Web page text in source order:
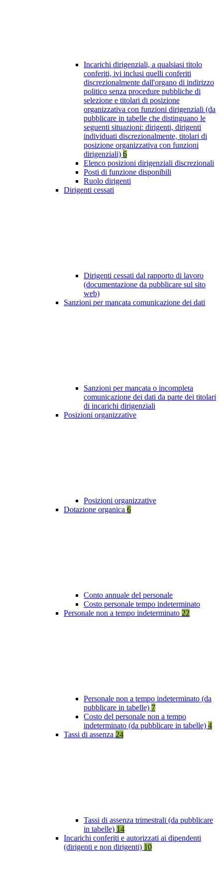
Incarichi dirigenziali, a qualsiasi titolo
conferiti, ivi inclusi quelli conferiti
discrezionalmente dall'organo di indirizzo
politico senza procedure pubbliche di
selezione e titolari di posizione
organizzativa con funzioni dirigenziali (da
pubblicare in tabelle che distinguano le
seguenti situazioni: dirigenti, dirigenti
individuati discrezionalmente, titolari di
posizione organizzativa con funzioni
dirigenziali) 6
Elenco posizioni dirigenziali discrezionali
Posti di funzione disponibili
Ruolo dirigenti
Dirigenti cessati
Dirigenti cessati dal rapporto di lavoro
(documentazione da pubblicare sul sito
web)
Sanzioni per mancata comunicazione dei dati
Sanzioni per mancata o incompleta
comunicazione dei dati da parte dei titolari
di incarichi dirigenziali
Posizioni organizzative
Posizioni organizzative
Dotazione organica 6
Conto annuale del personale
Costo personale tempo indeterminato
Personale non a tempo indeterminato 22
Personale non a tempo indeterminato (da
pubblicare in tabelle) 7
Costo del personale non a tempo
indeterminato (da pubblicare in tabelle) 4
Tassi di assenza 24
Tassi di assenza trimestrali (da pubblicare
in tabelle) 14
Incarichi conferiti e autorizzati ai dipendenti
(dirigenti e non dirigenti) 10